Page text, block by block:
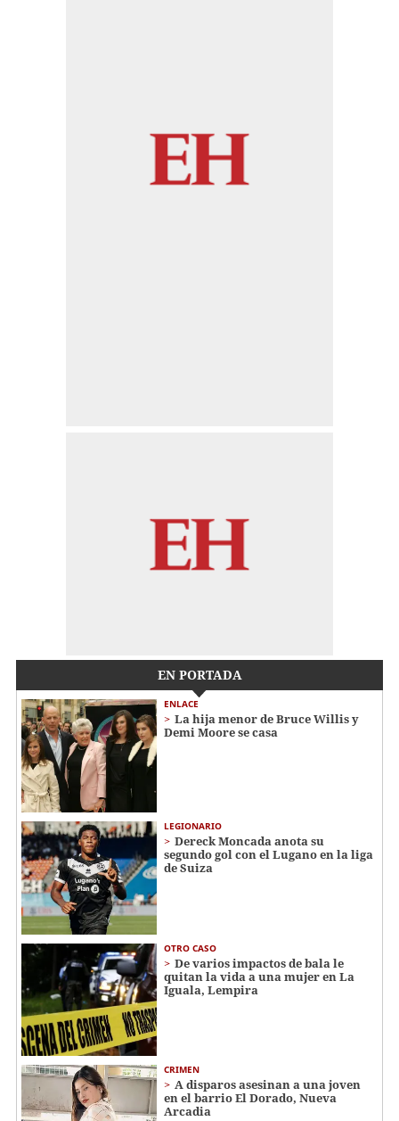
EN PORTADA
ENLACE
La hija menor de Bruce Willis y
Demi Moore se casa
LEGIONARIO
Dereck Moncada anota su
segundo gol con el Lugano en la liga
de Suiza
OTRO CASO
De varios impactos de bala le
quitan la vida a una mujer en La
Iguala, Lempira
CRIMEN
A disparos asesinan a una joven
en el barrio El Dorado, Nueva
Arcadia